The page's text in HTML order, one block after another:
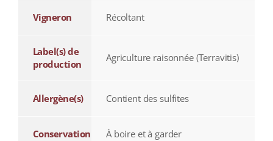
Vigneron Récoltant
Label(s) de
production
Agriculture raisonnée (Terravitis)
Allergène(s) Contient des sulfites
Conservation À boire et à garder